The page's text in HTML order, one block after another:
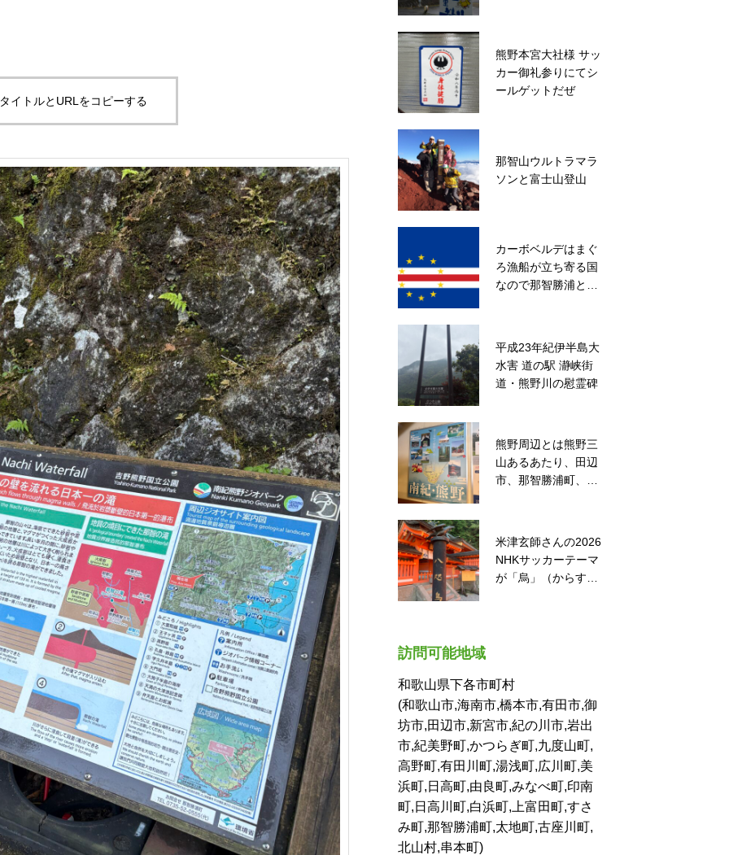
イトルとURLをコピーする
熊野本宮大社様 サッ
カー御礼参りにてシ
ールゲットだぜ
那智山ウルトラマラ
ソンと富士山登山
カーボベルデはまぐ
ろ漁船が立ち寄る国
なので那智勝浦と姉
平成23年紀伊半島大
水害 道の駅 瀞峡街
道・熊野川の慰霊碑
熊野周辺とは熊野三
山あるあたり、田辺
市、那智勝浦町、新
米津玄師さんの2026
NHKサッカーテーマ
が「烏」（からす）
京都伏見、殉死され
た乃木希典・静子夫
妻を祀る乃木神社
王子ヶ浜や鈴島・孔
島が一望
体験観光事業者スタ
ートアップ支援事業
補助金
補陀落山寺の補陀洛
渡船を見てふと思う
松虫駅から徒歩2分
の熊野かいどう石
碑、熊野街道（大阪
熊野川にたくさん置
かれている賽の河原
訪問可能地域
和歌山県下各市町村
(和歌山市,海南市,橋本市,有田市,御
坊市,田辺市,新宮市,紀の川市,岩出
市,紀美野町,かつらぎ町,九度山町,
高野町,有田川町,湯浅町,広川町,美
浜町,日高町,由良町,みなべ町,印南
町,日高川町,白浜町,上富田町,すさ
み町,那智勝浦町,太地町,古座川町,
北山村,串本町)